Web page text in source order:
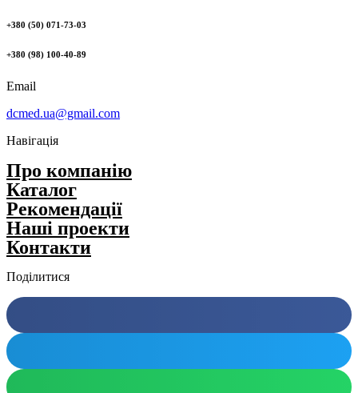
+380 (50) 071-73-03
+380 (98) 100-40-89
Email
dcmed.ua@gmail.com
Навігація
Про компанію
Каталог
Рекомендації
Нашi проекти
Контакти
Поділитися